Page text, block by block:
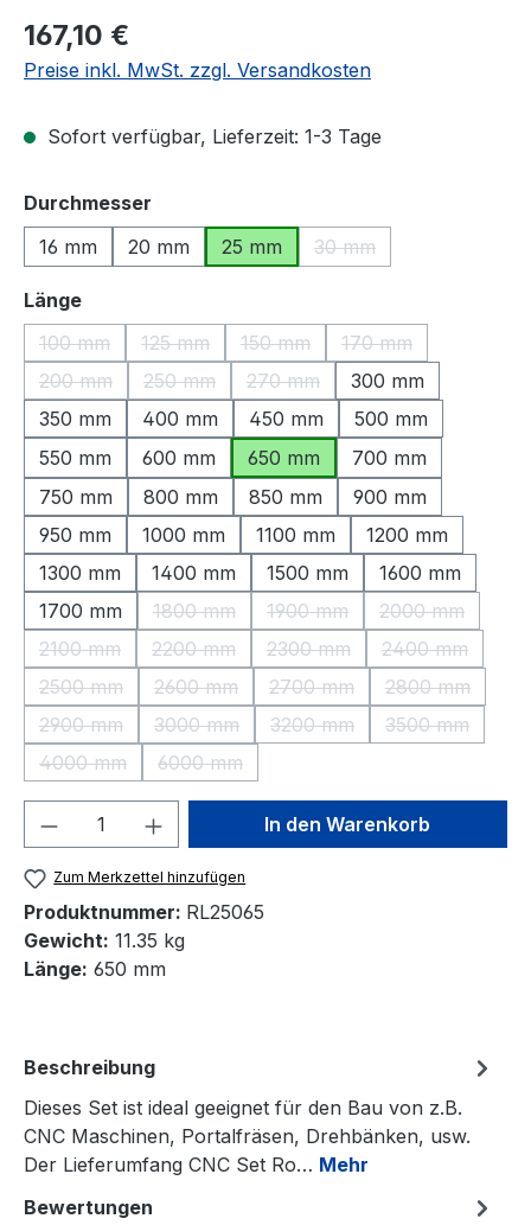
Regulärer Preis:
167,10 €
Preise inkl. MwSt. zzgl. Versandkosten
Sofort verfügbar, Lieferzeit: 1-3 Tage
Durchmesser
16 mm
20 mm 25 mm 30 mm
(Diese Option ist
Längeauswählen
100 mm
(Diese Option ist zurzeit nicht verfügbar.)
125 mm
(Diese Option ist zurzeit nicht verfügbar.)
150 mm
(Diese Option ist zurzeit nicht
170 mm
(Diese Option ist
200 mm
(Diese Option ist zurzeit nicht verfügbar.)
250 mm
(Diese Option ist zurzeit nicht verfügbar.)
270 mm
(Diese Option ist zurzeit nicht
300 mm
350 mm
400 mm 450 mm
500 mm
550 mm
600 mm 650 mm
700 mm
750 mm
800 mm 850 mm
900 mm
950 mm
1000 mm 1100 mm
1200 mm
1300 mm
1400 mm 1500 mm
1600 mm
1700 mm
1800 mm
(Diese Option ist zurzeit nicht verfügbar.)
1900 mm
(Diese Option ist zurzeit
2000 mm
(Diese
2100 mm
(Diese Option ist zurzeit nicht verfügbar.)
2200 mm
(Diese Option ist zurzeit nicht verfügbar.)
2300 mm
(Diese Option ist zurzeit
2400 mm
(Diese
2500 mm
(Diese Option ist zurzeit nicht verfügbar.)
2600 mm
(Diese Option ist zurzeit nicht verfügbar.)
2700 mm
(Diese Option ist zurzeit
2800 mm
(Diese
2900 mm
(Diese Option ist zurzeit nicht verfügbar.)
3000 mm
(Diese Option ist zurzeit nicht verfügbar.)
3200 mm
(Diese Option ist zurzeit
3500 mm
(Diese
4000 mm
(Diese Option ist zurzeit nicht verfügbar.)
6000 mm
(Diese Option ist zurzeit nicht verfügbar.)
Produkt Anzahl: Gib denIn den Warenkorb
Zum Merkzettel hinzufügen
Produktnummer: RL25065
Gewicht: 11.35 kg
Länge: 650 mm
Beschreibung
Dieses Set ist ideal geeignet für den Bau von z.B.
CNC Maschinen, Portalfräsen, Drehbänken, usw.
Der Lieferumfang CNC Set Ro… Mehr
Bewertungen